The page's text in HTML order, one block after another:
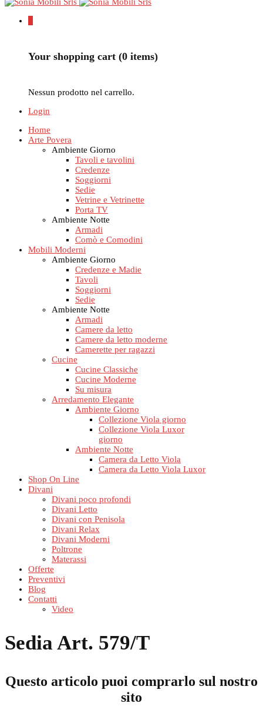
Your shopping cart (0 items)
Nessun prodotto nel carrello.
Login
Home
Arte Povera
Ambiente Giorno
Tavoli e tavolini
Credenze
Soggiorni
Sedie
Vetrine e Vetrinette
Porta TV
Ambiente Notte
Armadi
Comò e Comodini
Mobili Moderni
Ambiente Giorno
Credenze e Madie
Tavoli
Soggiorni
Sedie
Ambiente Notte
Armadi
Camere da letto
Camere da letto moderne
Camerette per ragazzi
Cucine
Cucine Classiche
Cucine Moderne
Su misura
Arredamento Elegante
Ambiente Giorno
Collezione Viola giorno
Collezione Viola Luxor
giorno
Ambiente Notte
Camera da Letto Viola
Camera da Letto Viola Luxor
Shop On Line
Divani
Divani poco profondi
Divani Letto
Divani con Penisola
Divani Relax
Divani Moderni
Poltrone
Materassi
Offerte
Preventivi
Blog
Contatti
Video
Sedia Art. 579/T
Questo articolo puoi comprarlo sul nostro
sito